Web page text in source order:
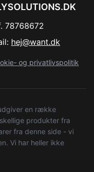
78768672
hej@want.dk
og privatlivspolitik
en række
produkter fra
fra denne side - vi
Vi har heller ikke